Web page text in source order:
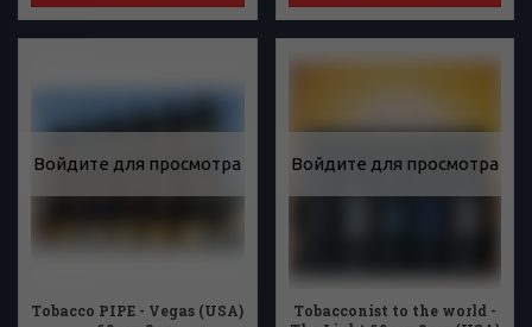
Войдите для просмотра
Tobacco PIPE - Vegas (USA)
Войдите для просмотра
Tobacconist to the world -